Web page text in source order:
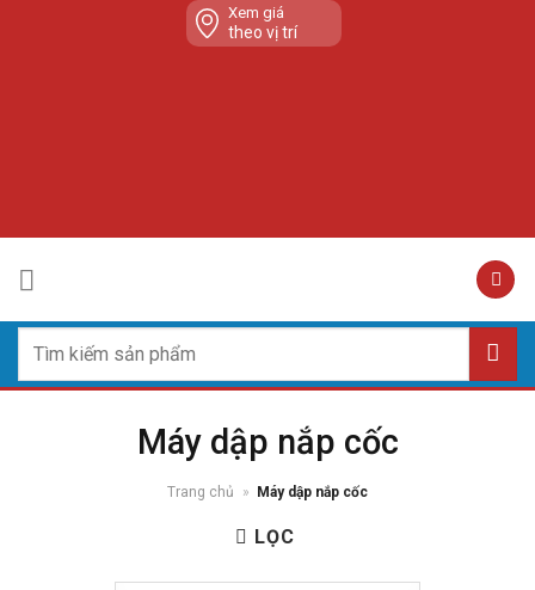
Xem giá
theo vị trí
kiếm:
Máy dập nắp cốc
Trang chủ » Máy dập nắp cốc
LỌC